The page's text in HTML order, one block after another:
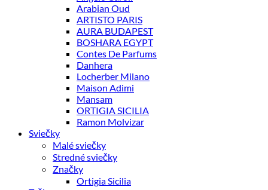
Arabian Oud
ARTISTO PARIS
AURA BUDAPEST
BOSHARA EGYPT
Contes De Parfums
Danhera
Locherber Milano
Maison Adimi
Mansam
ORTIGIA SICILIA
Ramon Molvizar
Sviečky
Malé sviečky
Stredné sviečky
Značky
Ortigia Sicilia